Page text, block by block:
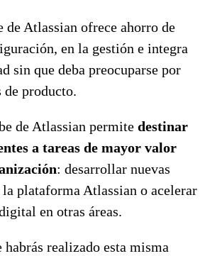
de Atlassian ofrece ahorro de
en la gestión e integra
sin que deba preocuparse por
de producto.
de Atlassian permite destinar
a tareas de mayor valor
: desarrollar nuevas
plataforma Atlassian o acelerar
en otras áreas.
habrás realizado esta misma